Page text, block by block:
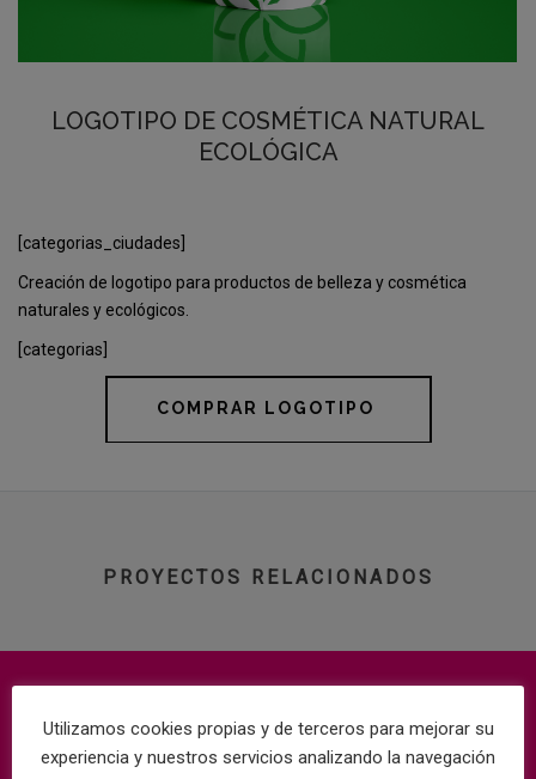
LOGOTIPO DE COSMÉTICA NATURAL
ECOLÓGICA
[categorias_ciudades]
Creación de logotipo para productos de belleza y cosmética
naturales y ecológicos.
[categorias]
COMPRAR LOGOTIPO
PROYECTOS RELACIONADOS
Utilizamos cookies propias y de terceros para mejorar su
experiencia y nuestros servicios analizando la navegación